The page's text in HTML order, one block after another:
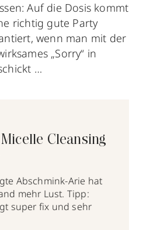
Auf die Dosis kommt
richtig gute Party
wenn man mit der
„Sorry“ in
…
Cleansing
Abschmink-Arie hat
mehr Lust. Tipp:
super fix und sehr